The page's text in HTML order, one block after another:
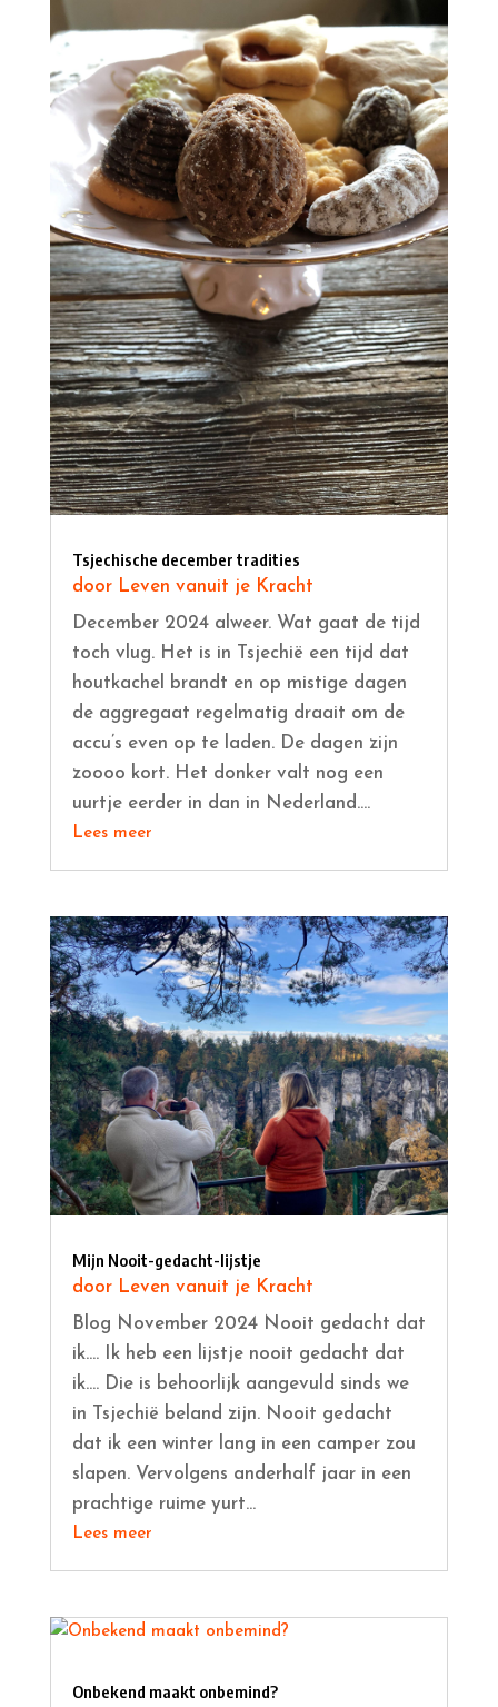
Tsjechische december tradities
door Leven vanuit je Kracht
December 2024 alweer. Wat gaat de tijd
toch vlug. Het is in Tsjechië een tijd dat
houtkachel brandt en op mistige dagen
de aggregaat regelmatig draait om de
accu’s even op te laden. De dagen zijn
zoooo kort. Het donker valt nog een
uurtje eerder in dan in Nederland....
Lees meer
Mijn Nooit-gedacht-lijstje
door Leven vanuit je Kracht
Blog November 2024 Nooit gedacht dat
ik.... Ik heb een lijstje nooit gedacht dat
ik.... Die is behoorlijk aangevuld sinds we
in Tsjechië beland zijn. Nooit gedacht
dat ik een winter lang in een camper zou
slapen. Vervolgens anderhalf jaar in een
prachtige ruime yurt...
Lees meer
Onbekend maakt onbemind?